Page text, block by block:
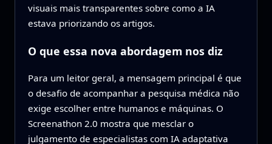
visuais mais transparentes sobre como a IA
estava priorizando os artigos.
O que essa nova abordagem nos diz
Para um leitor geral, a mensagem principal é que
o desafio de acompanhar a pesquisa médica não
exige escolher entre humanos e máquinas. O
Screenathon 2.0 mostra que mesclar o
julgamento de especialistas com IA adaptativa